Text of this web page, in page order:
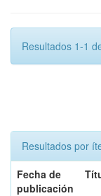
Resultados 1-1
Resultados por
Fecha de
publicación